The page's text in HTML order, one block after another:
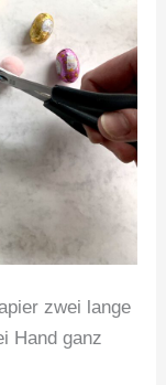
zwei lange
Hand ganz